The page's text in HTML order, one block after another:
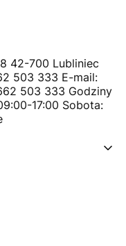
42-700 Lubliniec
503 333 E-mail:
503 333 Godziny
17:00 Sobota: